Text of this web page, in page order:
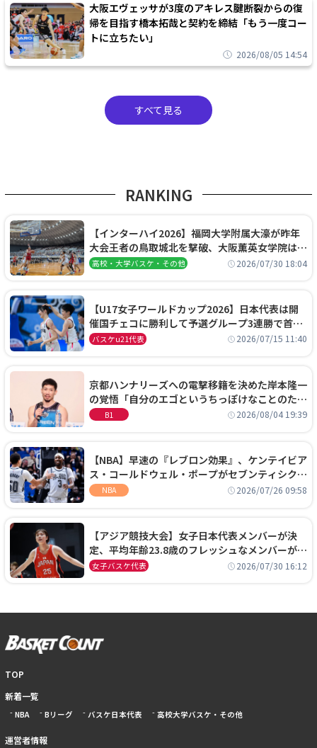
大阪エヴェッサが3度のアキレス腱断裂からの復
帰を目指す橋本拓哉と契約を締結「もう一度コー
トに立ちたい」
2026/08/05 14:54
すべて見る
RANKING
【インターハイ2026】福岡大学附属大濠が昨年
大会王者の鳥取城北を撃破、大阪薫英女学院は岐
阜女子に完勝、大会3日目試合結果
高校・大学バスケ・その他 2026/07/30 18:04
【U17女子ワールドカップ2026】日本代表は開
催国チェコに勝利して予選グループ3連勝で首位
通過！準々決勝の相手はエジプトに決定
バスケu21代表 2026/07/15 11:40
京都ハンナリーズへの電撃移籍を決めた岸本隆一
の覚悟「自分のエゴというちっぽけなことのため
に、京都に来たわけではない」
B1 2026/08/04 19:39
【NBA】早速の『レブロン効果』、ケンテイビア
ス・コールドウェル・ポープがセブンティシクサ
ーズに1年契約で加入
NBA 2026/07/26 09:58
【アジア競技大会】女子日本代表メンバーが決
定、平均年齢23.8歳のフレッシュなメンバーが日
本開催の大舞台で頂点を狙う
女子バスケ代表 2026/07/30 16:12
TOP
新着一覧
NBA Bリーグ バスケ日本代表 高校大学バスケ・その他
運営者情報